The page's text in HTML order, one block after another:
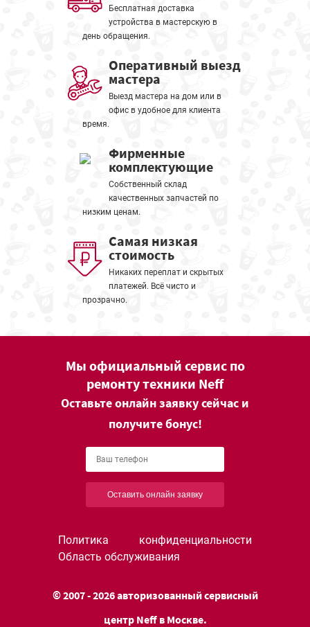
Бесплатная доставка
устройства в мастерскую в
день обращения.
Оперативный выезд
мастера
Выезд мастера на дом или в
офис в удобное для клиента
время.
Фирменные
комплектующие
Собственный склад
качественных запчастей по
низким ценам.
Самая низкая
стоимость
Никаких переплат и скрытых
платежей. Всё чисто и
прозрачно.
Мы официальный сервис по
ремонту техники Neff
Оставьте онлайн заявку сейчас и
получите бонус!
Оставить онлайн заявку
Политика конфиденциальности
Область обслуживания
© 2007 - 2026 авторизованный сервисный
центр Neff в Москве.